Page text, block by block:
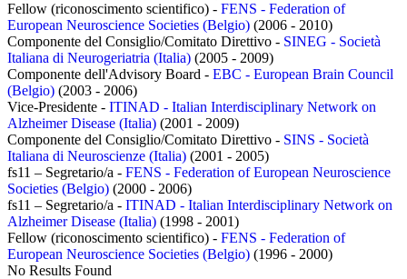
Fellow (riconoscimento scientifico) - FENS - Federation of
European Neuroscience Societies (Belgio) (2006 - 2010)
Componente del Consiglio/Comitato Direttivo - SINEG - Società
Italiana di Neurogeriatria (Italia) (2005 - 2009)
Componente dell'Advisory Board - EBC - European Brain Council
(Belgio) (2003 - 2006)
Vice-Presidente - ITINAD - Italian Interdisciplinary Network on
Alzheimer Disease (Italia) (2001 - 2009)
Componente del Consiglio/Comitato Direttivo - SINS - Società
Italiana di Neuroscienze (Italia) (2001 - 2005)
fs11 – Segretario/a - FENS - Federation of European Neuroscience
Societies (Belgio) (2000 - 2006)
fs11 – Segretario/a - ITINAD - Italian Interdisciplinary Network on
Alzheimer Disease (Italia) (1998 - 2001)
Fellow (riconoscimento scientifico) - FENS - Federation of
European Neuroscience Societies (Belgio) (1996 - 2000)
No Results Found